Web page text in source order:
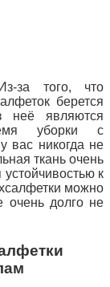
Из-за того, что
берется
неё являются
уборки с
вас никогда не
ткань очень
к
можно
очень долго не